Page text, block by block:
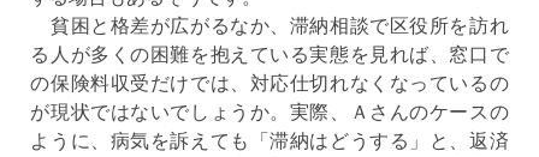
貧困と格差が広がるなか、滞納相談で区役所を訪れ
る人が多くの困難を抱えている実態を見れば、窓口で
の保険料収受だけでは、対応仕切れなくなっているの
が現状ではないでしょうか。実際、Ａさんのケースの
ように、病気を訴えても「滞納はどうする」と、返済